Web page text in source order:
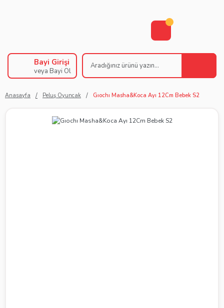
Bayi Girişi
veya Bayi Ol
Anasayfa Peluş Oyuncak Gıochı Masha&Koca Ayı 12Cm Bebek S2